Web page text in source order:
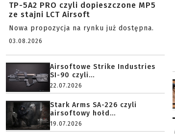
TP-5A2 PRO czyli dopieszczone MP5
ze stajni LCT Airsoft
Nowa propozycja na rynku już dostępna.
03.08.2026
Airsoftowe Strike Industries
SI-90 czyli...
22.07.2026
Stark Arms SA-226 czyli
airsoftowy hołd...
19.07.2026